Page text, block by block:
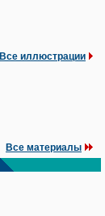
Все иллюстрации
Все материалы